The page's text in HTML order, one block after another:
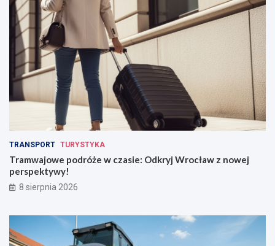
TRANSPORT TURYSTYKA
Tramwajowe podróże w czasie: Odkryj Wrocław z nowej
perspektywy!
8 sierpnia 2026